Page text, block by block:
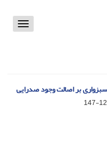
Toggle
بر اصالت وجود صدرایی